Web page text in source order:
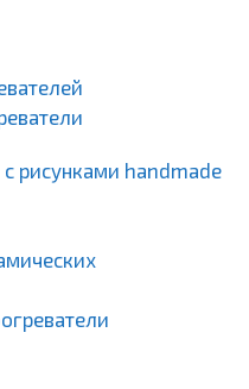
рисунками handmade